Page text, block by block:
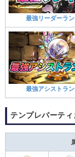
最強リーダーラ
最強アシストラ
テンプレパーティ